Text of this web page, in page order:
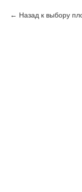
Назад к выбору